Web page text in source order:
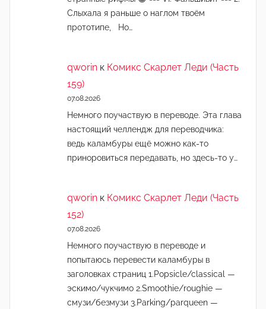
Слыхала я раньше о наглом твоём
прототипе, Но…
qworin к Комикс Скарлет Леди (Часть
159)
07.08.2026
Немного поучаствую в переводе. Эта глава
настоящий челлендж для переводчика:
ведь каламбуры ещё можно как-то
приноровиться передавать, но здесь-то у…
qworin к Комикс Скарлет Леди (Часть
152)
07.08.2026
Немного поучаствую в переводе и
попытаюсь перевести каламбуры в
заголовках страниц 1.Popsicle/classical —
эскимо/чукчимо 2.Smoothie/roughie —
смузи/безмузи 3.Parking/parqueen —